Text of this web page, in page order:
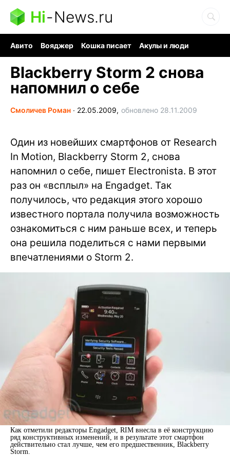
Hi-News.ru
Авито Вояджер Кошка писает
Акулы и люди
Blackberry Storm 2 снова
напомнил о себе
Смоличев Роман ∙ 22.05.2009, обновлено 28.11.2009
Один из новейших смартфонов от Research
In Motion, Blackberry Storm 2, снова
напомнил о себе, пишет Electronista. В этот
раз он «всплыл» на Engadget. Так
получилось, что редакция этого хорошо
известного портала получила возможность
ознакомиться с ним раньше всех, и теперь
она решила поделиться с нами первыми
впечатлениями о Storm 2.
Как отметили редакторы Engadget, RIM внесла в её конструкцию
ряд конструктивных изменений, и в результате этот смартфон
действительно стал лучше, чем его предшественник, Blackberry
Storm.